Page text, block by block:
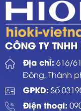
CÔNG TY TNHH
Địa chỉ: 616/
Đông, Thành
GPKD: Số
Điện thoại: